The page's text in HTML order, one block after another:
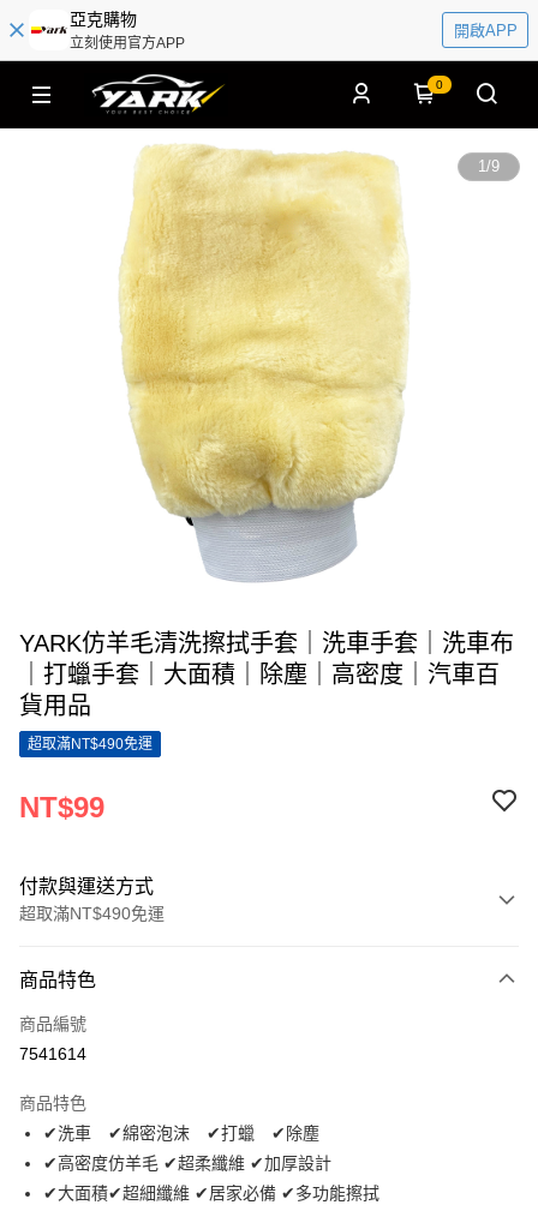
亞克購物
立刻使用官方APP
開啟APP
0
1/9
YARK仿羊毛清洗擦拭手套｜洗車手套｜洗車布
｜打蠟手套｜大面積｜除塵｜高密度｜汽車百
貨用品
超取滿NT$490免運
NT$99
付款與運送方式
超取滿NT$490免運
信用卡一次付款
超商取貨付款
Apple Pay
街口支付
商品特色
商品編號
7541614
商品特色
✔洗車 ✔綿密泡沫 ✔打蠟 ✔除塵
✔高密度仿羊毛 ✔超柔纖維 ✔加厚設計
✔大面積✔超細纖維 ✔居家必備 ✔多功能擦拭